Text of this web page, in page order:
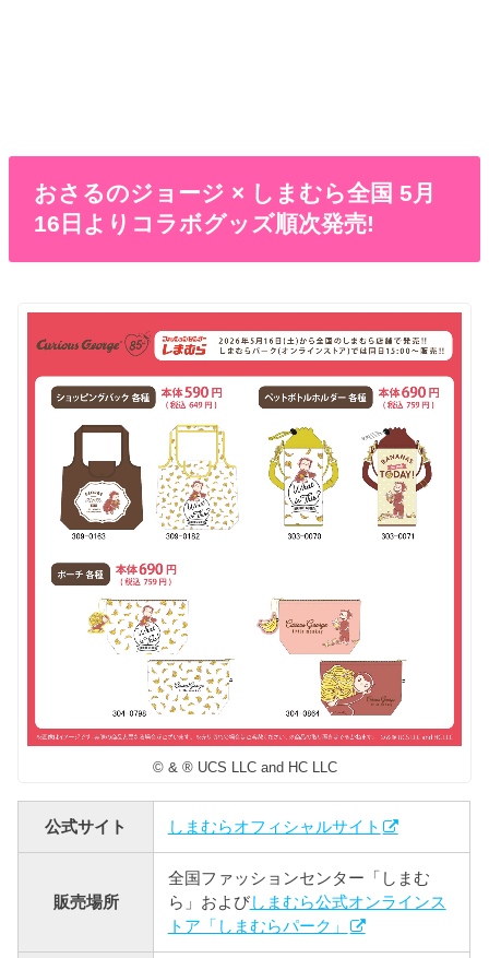
おさるのジョージ × しまむら全国 5月
16日よりコラボグッズ順次発売!
© & ® UCS LLC and HC LLC
公式サイト しまむらオフィシャルサイト
販売場所
全国ファッションセンター「しまむ
ら」およびしまむら公式オンラインス
トア「しまむらパーク」